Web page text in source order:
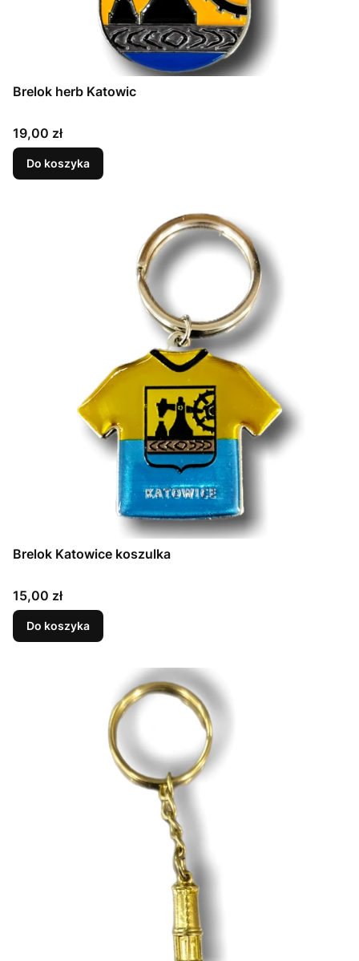
Brelok herb Katowic
Cena
19,00 zł
Do koszyka
Brelok Katowice koszulka
Cena
15,00 zł
Do koszyka